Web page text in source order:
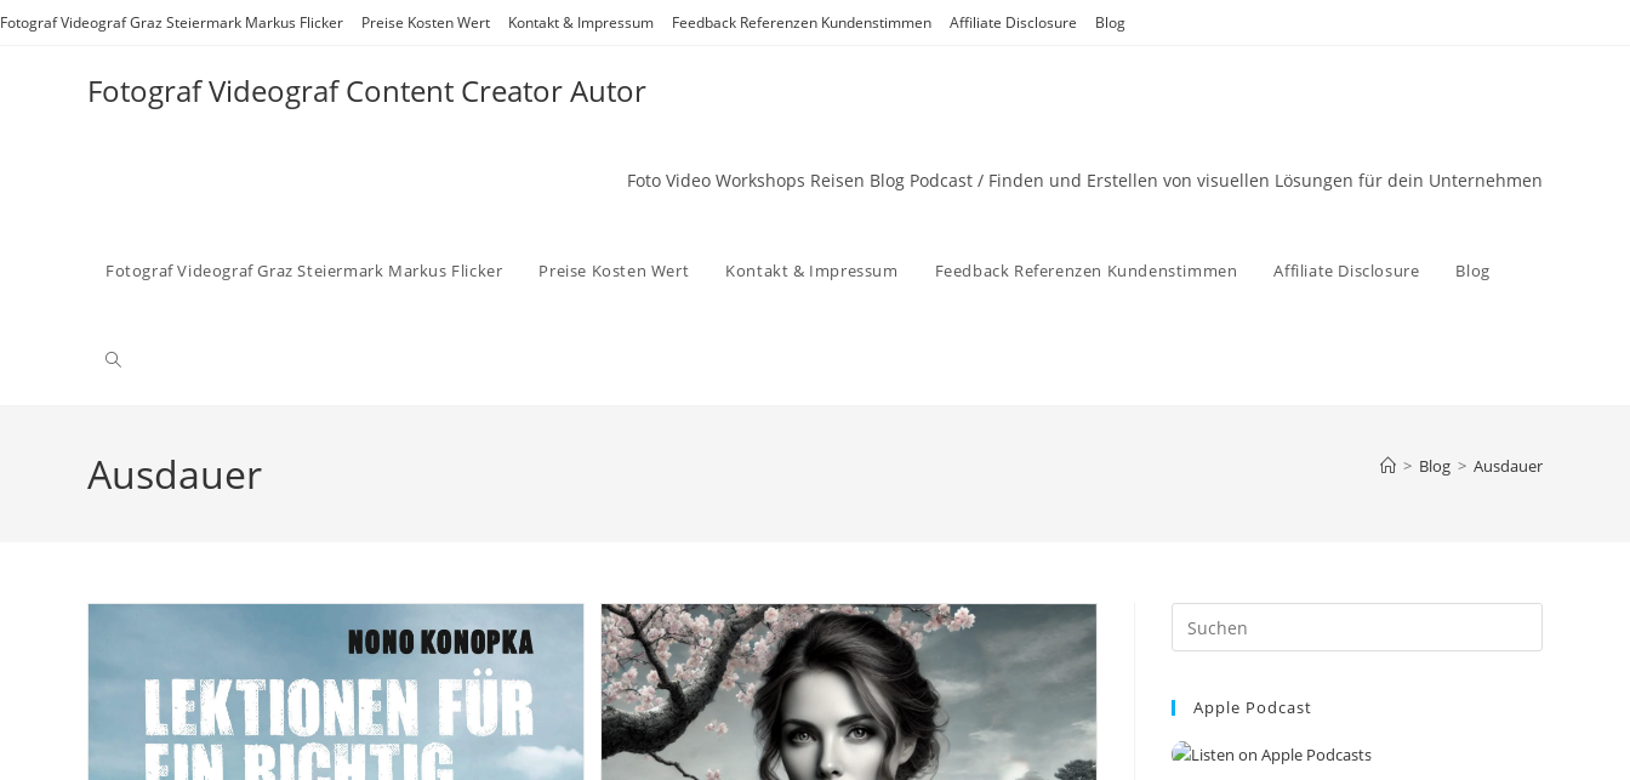
Zum
Fotograf Videograf Graz Steiermark Markus Flicker Preise Kosten Wert Kontakt & Impressum Feedback Referenzen Kundenstimmen Affiliate Disclosure Blog
Fotograf Videograf Content Creator Autor
Foto Video Workshops Reisen Blog Podcast / Finden und Erstellen von visuellen Lösungen für dein Unternehmen
Fotograf Videograf Graz Steiermark Markus Flicker Preise Kosten Wert Kontakt & Impressum Feedback Referenzen Kundenstimmen Affiliate Disclosure Blog
Website-
Ausdauer > Blog > Ausdauer
Escape
Apple Podcast